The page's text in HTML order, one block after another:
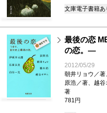
文庫電子書籍あ
最後の恋
の恋。―
2012/05/29
朝井リョウ／
原浩／著、越
著
781円